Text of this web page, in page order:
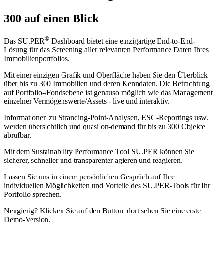
300 auf einen Blick
Das SU.PER® Dashboard bietet eine einzigartige End-to-End-
Lösung für das Screening aller relevanten Performance Daten Ihres
Immobilienportfolios.
Mit einer einzigen Grafik und Oberfläche haben Sie den Überblick
über bis zu 300 Immobilien und deren Kenndaten. Die Betrachtung
auf Portfolio-/Fondsebene ist genauso möglich wie das Management
einzelner Vermögenswerte/Assets - live und interaktiv.
Informationen zu Stranding-Point-Analysen, ESG-Reportings usw.
werden übersichtlich und quasi on-demand für bis zu 300 Objekte
abrufbar.
Mit dem Sustainability Performance Tool SU.PER können Sie
sicherer, schneller und transparenter agieren und reagieren.
Lassen Sie uns in einem persönlichen Gespräch auf Ihre
individuellen Möglichkeiten und Vorteile des SU.PER-Tools für Ihr
Portfolio sprechen.
Neugierig? Klicken Sie auf den Button, dort sehen Sie eine erste
Demo-Version.